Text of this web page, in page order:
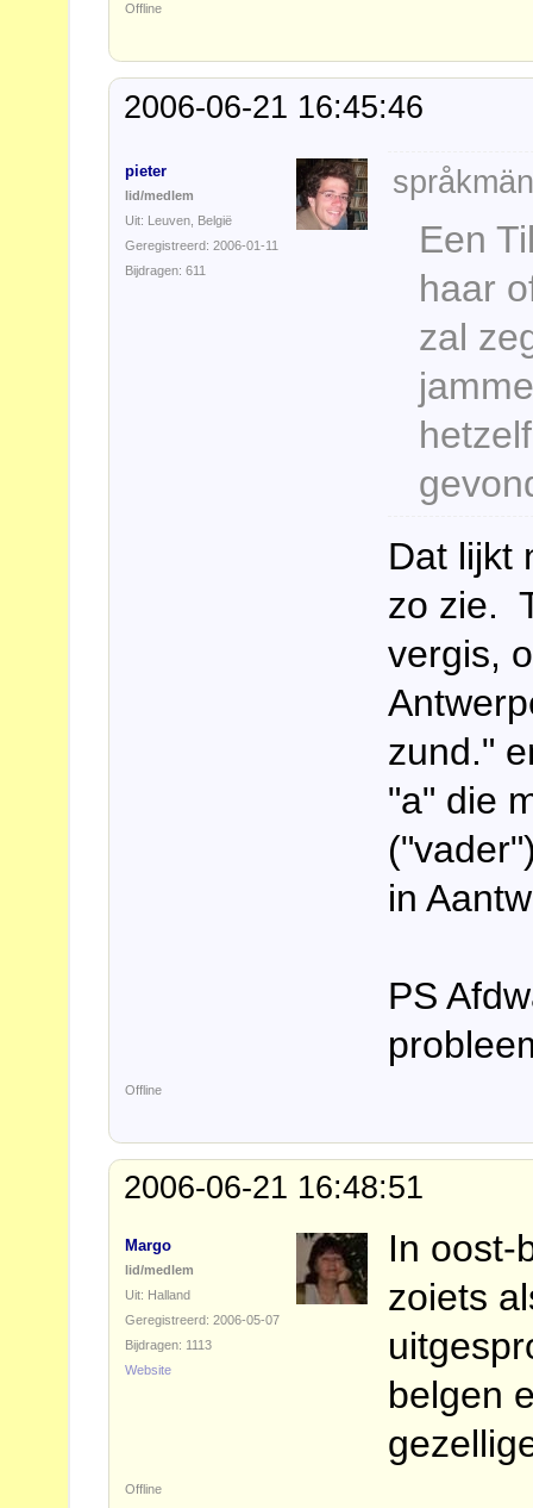
Offline
2006-06-21 16:45:46
pieter
lid/medlem
Uit: Leuven, België
Geregistreerd: 2006-01-11
Bijdragen: 611
Een
haar
zal
Dat lijkt
zo zie.
vergis,
zund."
"a" die
in
PS
Offline
2006-06-21 16:48:51
Margo
lid/medlem
Uit: Halland
Geregistreerd: 2006-05-07
Bijdragen: 1113
Website
In oost-
zoiets
belgen
Offline